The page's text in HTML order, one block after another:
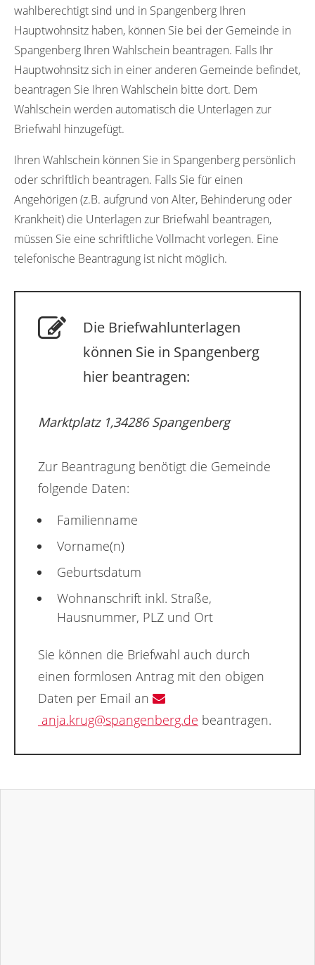
wahlberechtigt sind und in Spangenberg Ihren
Hauptwohnsitz haben, können Sie bei der Gemeinde in
Spangenberg Ihren Wahlschein beantragen. Falls Ihr
Hauptwohnsitz sich in einer anderen Gemeinde befindet,
beantragen Sie Ihren Wahlschein bitte dort. Dem
Wahlschein werden automatisch die Unterlagen zur
Briefwahl hinzugefügt.
Ihren Wahlschein können Sie in Spangenberg persönlich
oder schriftlich beantragen. Falls Sie für einen
Angehörigen (z.B. aufgrund von Alter, Behinderung oder
Krankheit) die Unterlagen zur Briefwahl beantragen,
müssen Sie eine schriftliche Vollmacht vorlegen. Eine
telefonische Beantragung ist nicht möglich.
Die Briefwahlunterlagen
können Sie in Spangenberg
hier beantragen:
Marktplatz 1,34286 Spangenberg
Zur Beantragung benötigt die Gemeinde
folgende Daten:
Familienname
Vorname(n)
Geburtsdatum
Wohnanschrift inkl. Straße,
Hausnummer, PLZ und Ort
Sie können die Briefwahl auch durch
einen formlosen Antrag mit den obigen
Daten per Email an
anja.krug@spangenberg.de beantragen.